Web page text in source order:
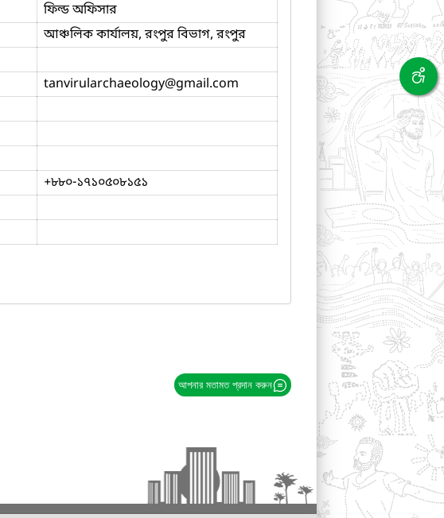
ফিল্ড অফিসার
আঞ্চলিক কার্যালয়, রংপুর বিভাগ, রংপুর
tanvirularchaeology@gmail.com
+৮৮০-১৭১০৫০৮১৫১
আপনার মতামত প্রদান করুন